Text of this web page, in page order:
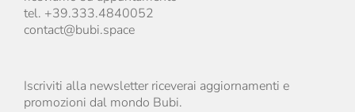
tel. +39.333.4840052
contact@bubi.space
Iscriviti alla newsletter riceverai aggiornamenti e
promozioni dal mondo Bubi.